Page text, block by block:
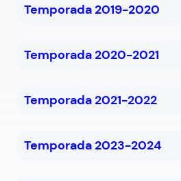
Temporada 2019-2020
Temporada 2020-2021
Temporada 2021-2022
Temporada 2023-2024